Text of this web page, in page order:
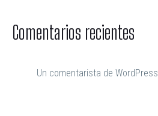
Comentarios recientes
Un comentarista de WordPress